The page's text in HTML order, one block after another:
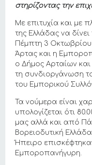
στηρίζοντας την
Με επιτυχία και με
της Ελλάδας να
Πέμπτη 3 Οκτωβρίου
Άρτας και η
ο Δήμος Αρταίων
τη συνδιοργάνωση
του Εμπορικού
Τα νούμερα είναι
υπολογίζεται ότι
μας αλλά και από
Βορειοδυτική
Ήπειρο
Εμποροπανήγυρη.